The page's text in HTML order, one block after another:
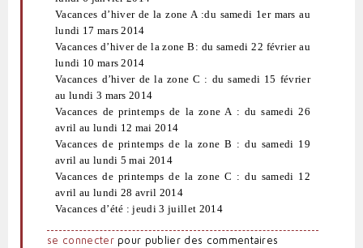
Vacances d’hiver de la zone A :du samedi 1er mars au
lundi 17 mars 2014
Vacances d’hiver de la zone B: du samedi 22 février au
lundi 10 mars 2014
Vacances d’hiver de la zone C : du samedi 15 février
au lundi 3 mars 2014
Vacances de printemps de la zone A : du samedi 26
avril au lundi 12 mai 2014
Vacances de printemps de la zone B : du samedi 19
avril au lundi 5 mai 2014
Vacances de printemps de la zone C : du samedi 12
avril au lundi 28 avril 2014
Vacances d’été : jeudi 3 juillet 2014
se connecterpour publier des commentaires